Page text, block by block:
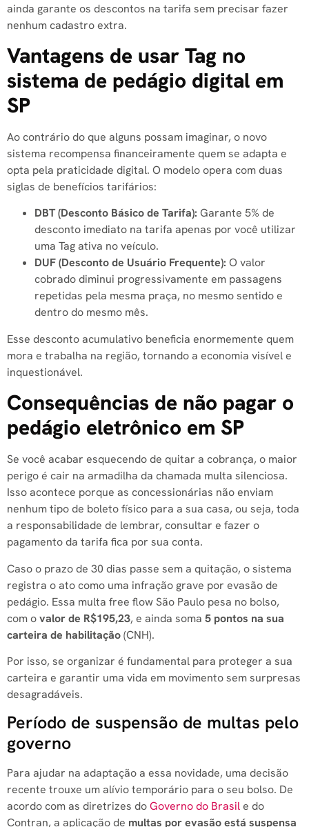
ainda garante os descontos na tarifa sem precisar fazer
nenhum cadastro extra.
Vantagens de usar Tag no
sistema de pedágio digital em
SP
Ao contrário do que alguns possam imaginar, o novo
sistema recompensa financeiramente quem se adapta e
opta pela praticidade digital. O modelo opera com duas
siglas de benefícios tarifários:
DBT (Desconto Básico de Tarifa): Garante 5% de
desconto imediato na tarifa apenas por você utilizar
uma Tag ativa no veículo.
DUF (Desconto de Usuário Frequente): O valor
cobrado diminui progressivamente em passagens
repetidas pela mesma praça, no mesmo sentido e
dentro do mesmo mês.
Esse desconto acumulativo beneficia enormemente quem
mora e trabalha na região, tornando a economia visível e
inquestionável.
Consequências de não pagar o
pedágio eletrônico em SP
Se você acabar esquecendo de quitar a cobrança, o maior
perigo é cair na armadilha da chamada multa silenciosa.
Isso acontece porque as concessionárias não enviam
nenhum tipo de boleto físico para a sua casa, ou seja, toda
a responsabilidade de lembrar, consultar e fazer o
pagamento da tarifa fica por sua conta.
Caso o prazo de 30 dias passe sem a quitação, o sistema
registra o ato como uma infração grave por evasão de
pedágio. Essa multa free flow São Paulo pesa no bolso,
com ovalor de R$195,23, e ainda soma 5 pontos na sua
carteira de habilitação(CNH).
Por isso, se organizar é fundamental para proteger a sua
carteira e garantir uma vida em movimento sem surpresas
desagradáveis.
Período de suspensão de multas pelo
governo
Para ajudar na adaptação a essa novidade, uma decisão
recente trouxe um alívio temporário para o seu bolso. De
acordo com as diretrizes doGoverno do Brasile do
Contran, a aplicação de multas por evasão está suspensa